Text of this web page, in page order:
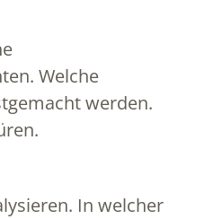
Welche
werden.
In welcher